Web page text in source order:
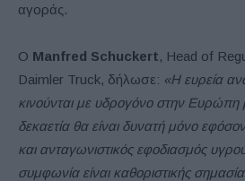
αγοράς.
Ο Manfred Schuckert, Head of
Daimler Truck, δήλωσε: «Η ευρεία
κινούνται με υδρογόνο στην
δεκαετία θα είναι δυνατή μόνο
και ανταγωνιστικός εφοδιασμός
συμφωνία είναι καθοριστικής